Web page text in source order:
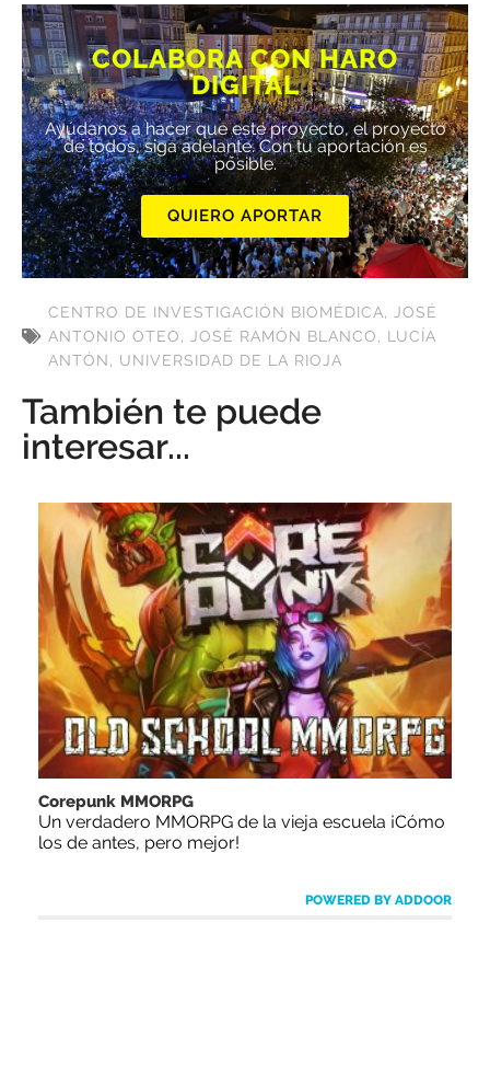
COLABORA CON HARO
DIGITAL
Ayúdanos a hacer que este proyecto, el proyecto
de todos, siga adelante. Con tu aportación es
posible.
QUIERO APORTAR
CENTRO DE INVESTIGACIÓN BIOMÉDICA,
JOSÉ
ANTONIO OTEO, JOSÉ RAMÓN BLANCO, LUCÍA
ANTÓN, UNIVERSIDAD DE LA RIOJA
También te puede
interesar...
Corepunk MMORPG
Un verdadero MMORPG de la vieja escuela ¡Cómo
los de antes, pero mejor!
POWERED BY ADDOOR